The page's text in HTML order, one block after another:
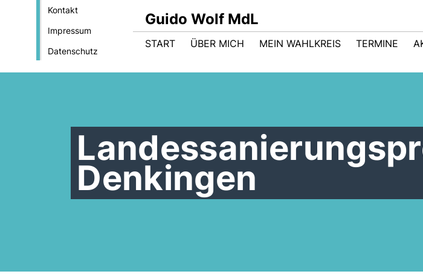
Kontakt
Impressum
Datenschutz
Guido Wolf MdL
START ÜBER MICH MEIN WAHLKREIS TERMINE
Denkingen